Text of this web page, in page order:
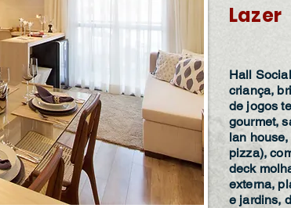
Lazer
Hall
criança,
de jogos
gourmet,
lan
pizza),
deck
externa,
e jardins,